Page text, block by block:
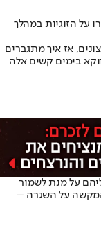
על הזוגיות במהלך
אז איך מתגברים
בימים קשים אלה
על מנת לשמור
המקשה על השגרה –